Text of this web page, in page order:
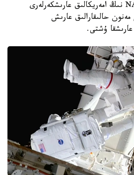
استانا. قازاقپارات - NASA نىڭ امەريكالىق عارىشكەرلەرى
حالىقارالىق عارىش
ۇشتى.